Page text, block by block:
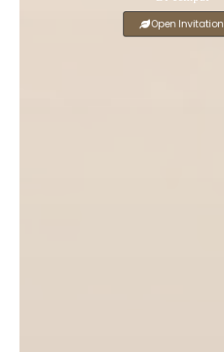
Open Invitation